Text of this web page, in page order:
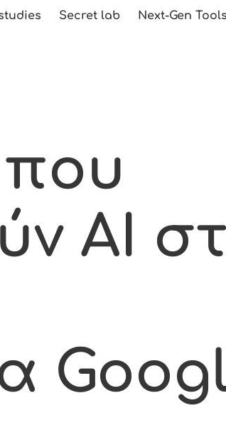
Secret lab Next-Gen
AI